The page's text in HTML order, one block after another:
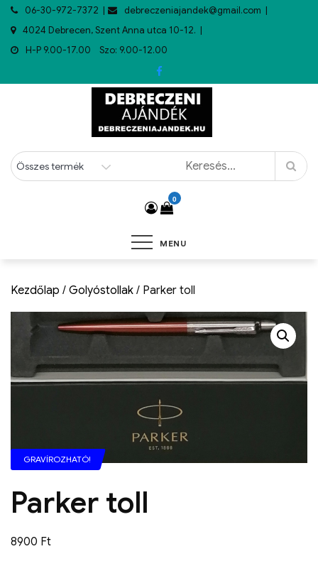
06-30-972-7372
debreczeniajandek@gmail.com
4024 Debrecen, Szent Anna utca 10-12.
H-P 9.00-17.00 Szo: 9.00-12.00
0
MENU
Kezdőlap / Golyóstollak / Parker toll
GRAVÍROZHATÓ!
Parker toll
8900 Ft